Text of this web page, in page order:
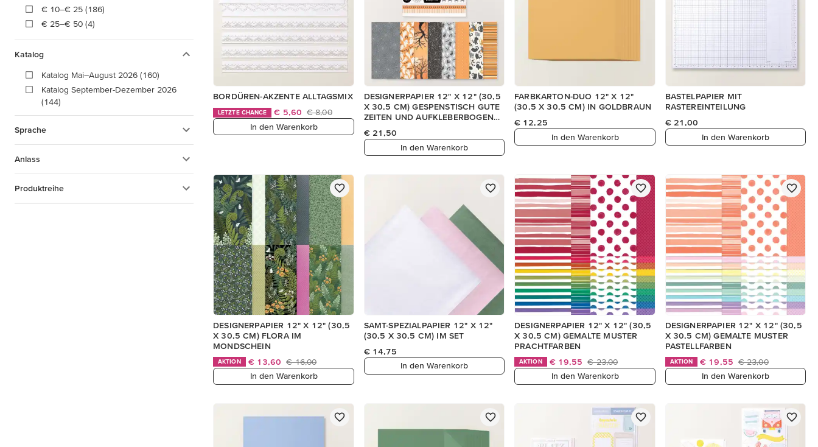
€ 10–€ 25 (186)
€ 25–€ 50 (4)
Katalog
Katalog Mai–August 2026 (160)
Katalog September-Dezember 2026
(144)
Sprache
Anlass
Produktreihe
BORDÜREN-AKZENTE ALLTAGSMIX
LETZTE CHANCE € 5,60 € 8,00
In den Warenkorb
DESIGNERPAPIER 12" X 12" (30,5
X 30,5 CM) GESPENSTISCH GUTE
ZEITEN UND AUFKLEBERBOGEN
€ 21,50
In den Warenkorb
FARBKARTON-DUO 12" X 12"
(30,5 X 30,5 CM) IN GOLDBRAUN
€ 12,25
In den Warenkorb
BASTELPAPIER MIT
RASTEREINTEILUNG
€ 21,00
In den Warenkorb
DESIGNERPAPIER 12" X 12" (30,5
X 30,5 CM) FLORA IM
MONDSCHEIN
AKTION € 13,60 € 16,00
In den Warenkorb
SAMT-SPEZIALPAPIER 12" X 12"
(30,5 X 30,5 CM) IM SET
€ 14,75
In den Warenkorb
DESIGNERPAPIER 12" X 12" (30,5
X 30,5 CM) GEMALTE MUSTER
PRACHTFARBEN
AKTION € 19,55 € 23,00
In den Warenkorb
DESIGNERPAPIER 12" X 12" (30,5
X 30,5 CM) GEMALTE MUSTER
PASTELLFARBEN
AKTION € 19,55 € 23,00
In den Warenkorb